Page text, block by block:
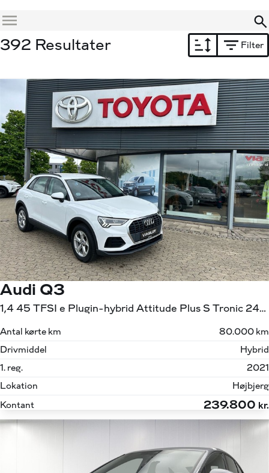
Menu
392 Resultater Filter
Audi Q3
1,4 45 TFSI e Plugin-hybrid Attitude Plus S Tronic 245HK 5d 6g Aut.
Antal kørte km
80.000 km
Drivmiddel
Hybrid
1. reg.
2021
Lokation
Højbjerg
Kontant
239.800 kr.